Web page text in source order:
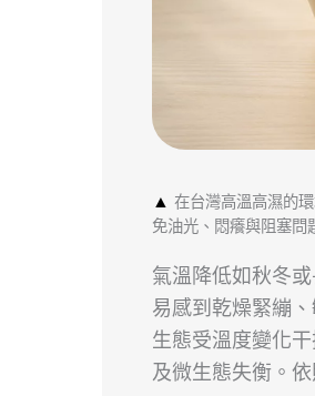
▲ 在台灣高溫高濕的
免油光、悶癢與阻塞問
氣溫降低如秋冬
易感到乾燥緊繃
生態受溫度變化
及微生態失衡。